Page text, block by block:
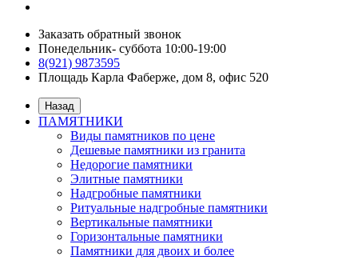
Заказать обратный звонок
Понедельник- суббота 10:00-19:00
8(921) 9873595
Площадь Карла Фаберже, дом 8, офис 520
Назад
ПАМЯТНИКИ
Виды памятников по цене
Дешевые памятники из гранита
Недорогие памятники
Элитные памятники
Надгробные памятники
Ритуальные надгробные памятники
Вертикальные памятники
Горизонтальные памятники
Памятники для двоих и более